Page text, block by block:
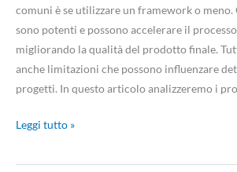
comuni è se utilizzare un framework o
sono potenti e possono accelerare il
migliorando la qualità del prodotto finale.
anche limitazioni che possono influenzare
progetti. In questo articolo analizzeremo i
Leggi tutto »